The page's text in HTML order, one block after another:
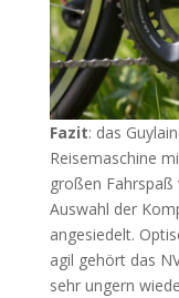
Fazit: das
Reisemaschine
großen
Auswahl der
angesiedelt.
agil gehört das
sehr ungern